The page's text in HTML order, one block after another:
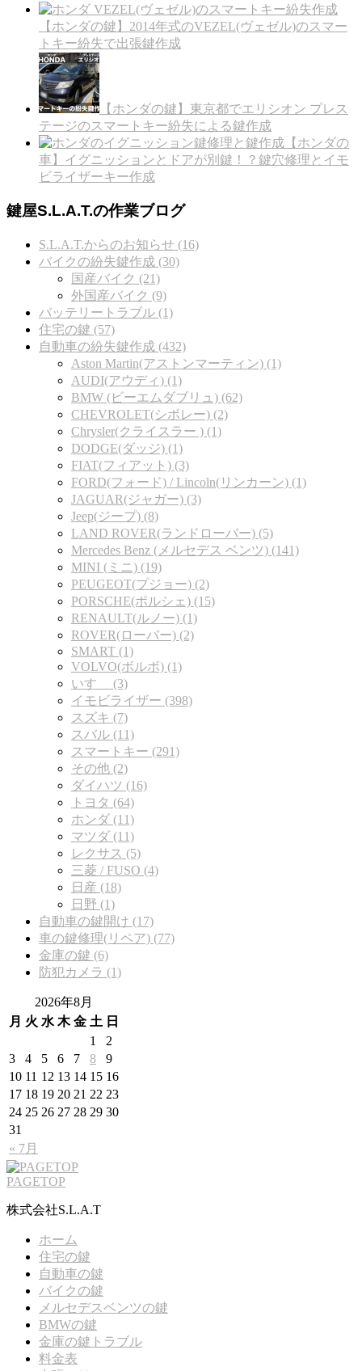
【ホンダの鍵】2014年式のVEZEL(ヴェゼル)のスマー
トキー紛失で出張鍵作成
【ホンダの鍵】東京都でエリシオン プレス
テージのスマートキー紛失による鍵作成
【ホンダの
車】イグニッションとドアが別鍵！？鍵穴修理とイモ
ビライザーキー作成
鍵屋S.L.A.T.の作業ブログ
S.L.A.T.からのお知らせ (16)
バイクの紛失鍵作成 (30)
国産バイク (21)
外国産バイク (9)
バッテリートラブル (1)
住宅の鍵 (57)
自動車の紛失鍵作成 (432)
Aston Martin(アストンマーティン) (1)
AUDI(アウディ) (1)
BMW (ビーエムダブリュ) (62)
CHEVROLET(シボレー) (2)
Chrysler(クライスラー ) (1)
DODGE(ダッジ) (1)
FIAT(フィアット) (3)
FORD(フォード) / Lincoln(リンカーン) (1)
JAGUAR(ジャガー) (3)
Jeep(ジープ) (8)
LAND ROVER(ランドローバー) (5)
Mercedes Benz (メルセデス ベンツ) (141)
MINI (ミニ) (19)
PEUGEOT(プジョー) (2)
PORSCHE(ポルシェ) (15)
RENAULT(ルノー) (1)
ROVER(ローバー) (2)
SMART (1)
VOLVO(ボルボ) (1)
いすゞ (3)
イモビライザー (398)
スズキ (7)
スバル (11)
スマートキー (291)
その他 (2)
ダイハツ (16)
トヨタ (64)
ホンダ (11)
マツダ (11)
レクサス (5)
三菱 / FUSO (4)
日産 (18)
日野 (1)
自動車の鍵開け (17)
車の鍵修理(リペア) (77)
金庫の鍵 (6)
防犯カメラ (1)
2026年8月
月 火 水 木 金 土 日
« 7月
1
2
3
4 5 6 7 8
9
10 11 12 13 14 15 16
17 18 19 20 21 22 23
24 25 26 27 28 29 30
31
PAGETOP
株式会社S.L.A.T
ホーム
住宅の鍵
自動車の鍵
バイクの鍵
メルセデスベンツの鍵
BMWの鍵
金庫の鍵トラブル
料金表